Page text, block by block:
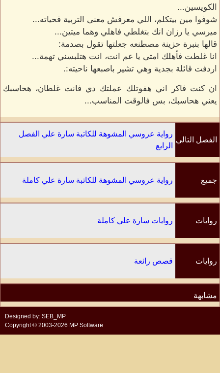
الكويسين...
شوفوا مين بيتكلم، اللي معرفش معنى التربية فحياته...
ميرسي يا رزان انك بتغلطي فاهلي وهما ميتين...
قالها بنبرة حزينة مصطنعه جعلتها تقول بصدمة:
انا غلطت فأهلك امتى يا عم انت، انت هتلبسني تهمة...
اردفت قائلة بجدية وهي تشير باصبعها ناحيته:.
ان كنت فاكر اني هفوتلك عملتك دي فانت غلطان، هحاسبك
يعني هحاسبك، بس فالوقت المناسب...
الفصل التالي
رواية عروسي المشوهة للكاتبة سارة علي الفصل
الرابع
جميع رواية عروسي المشوهة للكاتبة سارة علي كاملة
روايات روايات سارة علي كاملة
روايات
مشابهة
قصص رائعة
Designed by: SEB_MP
Copyright © 2003-2026 MP Software